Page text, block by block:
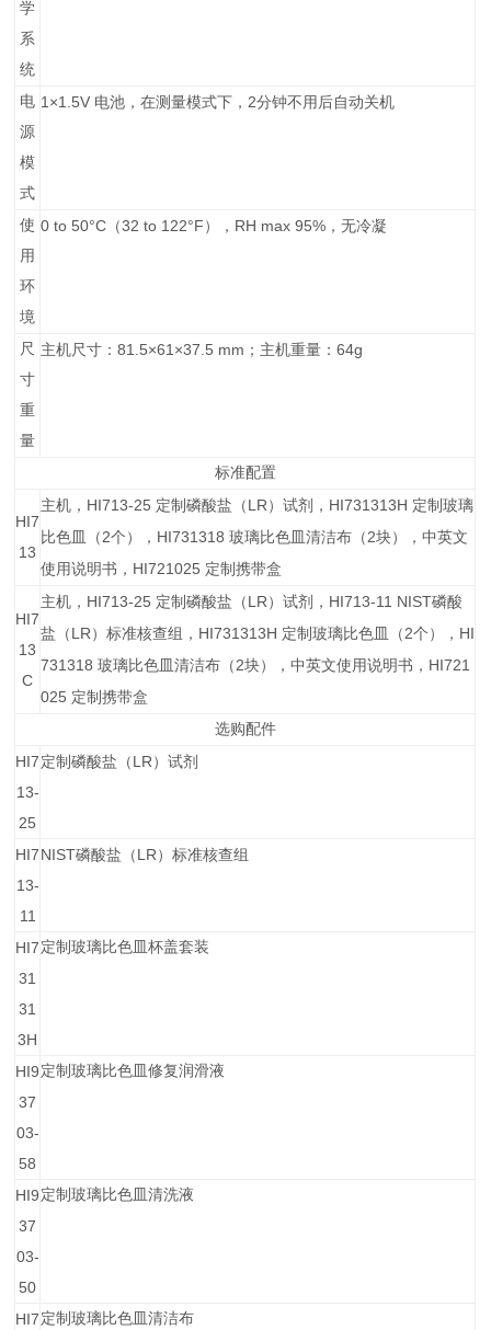
学
系
统
电
源
模
式
1×1.5V 电池，在测量模式下， 2分钟不用后自动关机
使
用
环
境
0 to 50°C （32 to 122°F ）， RH max 95% ，无冷凝
尺
寸
重
量
主机尺寸：81.5×61×37.5 mm ；主机重量：64g
标准配置
HI7
13
主机， HI713-25 定制磷酸盐（ LR ）试剂， HI731313H 定制玻璃
比色皿（ 2个）， HI731318玻璃比色皿清洁布（ 2块），中英文
使用说明书， HI721025 定制携带盒
HI7
13
C
主机， HI713-25 定制磷酸盐（ LR ）试剂， HI713-11 NIST磷酸
盐（ LR ）标准核查组， HI731313H 定制玻璃比色皿（ 2个）， HI
731318玻璃比色皿清洁布（ 2块），中英文使用说明书， HI721
025 定制携带盒
选购配件
HI7
13-
25
定制磷酸盐（ LR ）试剂
HI7
13-
11
NIST磷酸盐（ LR ）标准核查组
HI7
31
31
3H
定制玻璃比色皿杯盖套装
HI9
37
03-
58
定制玻璃比色皿修复润滑液
HI9
37
03-
50
定制玻璃比色皿清洗液
HI7 定制玻璃比色皿清洁布